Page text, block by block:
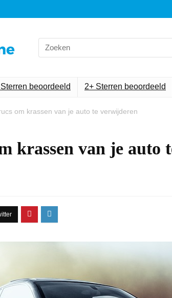
Search
for:
beoordeeld 2+ Sterren beoordeeld
om krassen van je auto te verwijderen
krassen van je auto